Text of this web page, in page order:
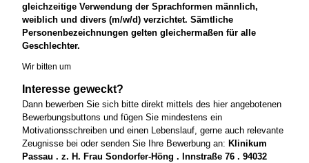
gleichzeitige Verwendung der Sprachformen männlich,
weiblich und divers (m/w/d) verzichtet. Sämtliche
Personenbezeichnungen gelten gleichermaßen für alle
Geschlechter.
Wir bitten um
Interesse geweckt?
Dann bewerben Sie sich bitte direkt mittels des hier angebotenen
Bewerbungsbuttons und fügen Sie mindestens ein
Motivationsschreiben und einen Lebenslauf, gerne auch relevante
Zeugnisse bei oder senden Sie Ihre Bewerbung an: Klinikum
Passau . z. H. Frau Sondorfer-Höng . Innstraße 76 . 94032